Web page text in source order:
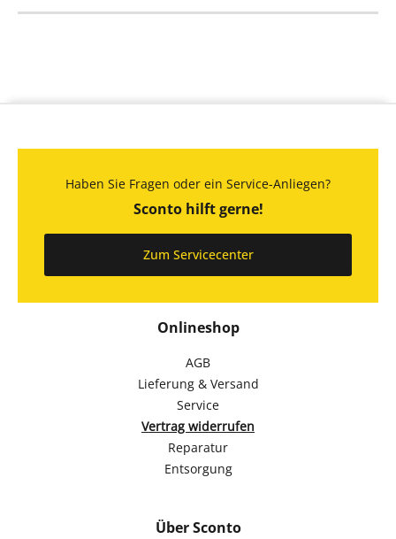
Onlineshop
AGB
Lieferung & Versand
Service
Vertrag widerrufen
Reparatur
Entsorgung
Über Sconto
Haben Sie Fragen oder ein Service-Anliegen?
Sconto hilft gerne!
Zum Servicecenter